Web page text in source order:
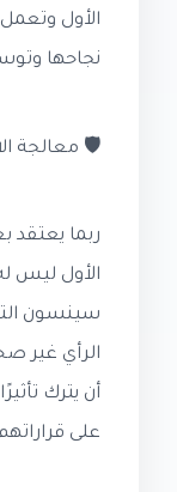
الأول
نجاحها
🛡️ معالجة
ربما يعتقد
الأول ليس
سينسون
الرأي غير
أن يترك
على